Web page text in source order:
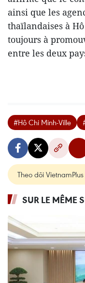
ainsi que les
thaïlandaises à
toujours à
entre les deux
#Hô Chi Minh-Ville
Theo dõi VietnamPlus
SUR LE MÊME